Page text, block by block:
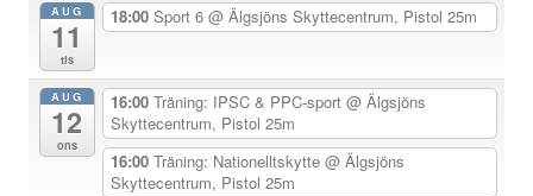
e
AUG
11
tis
18:00 Sport 6 @ Älgsjöns Skyttecentrum, Pistol 25m
AUG
12
ons
16:00 Träning: IPSC & PPC-sport @ Älgsjöns
Skyttecentrum, Pistol 25m
16:00 Träning: Nationelltskytte @ Älgsjöns
Skyttecentrum, Pistol 25m